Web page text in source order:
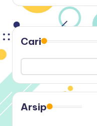
Cari
Arsip